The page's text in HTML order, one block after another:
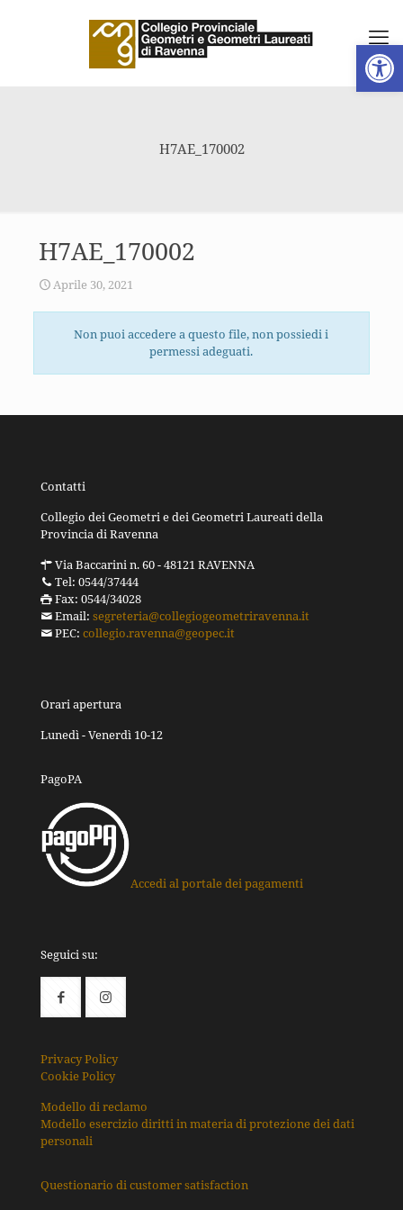
Apri
H7AE_170002
H7AE_170002
Aprile 30, 2021
Non puoi accedere a questo file, non possiedi i
permessi adeguati.
Contatti
Collegio dei Geometri e dei Geometri Laureati della
Provincia di Ravenna
Via Baccarini n. 60 - 48121 RAVENNA
Tel: 0544/37444
Fax: 0544/34028
Email: segreteria@collegiogeometriravenna.it
PEC: collegio.ravenna@geopec.it
Orari apertura
Lunedì - Venerdì 10-12
PagoPA
Accedi al portale dei pagamenti
Seguici su:
Privacy Policy
Cookie Policy
Modello di reclamo
Modello esercizio diritti in materia di protezione dei dati
personali
Questionario di customer satisfaction